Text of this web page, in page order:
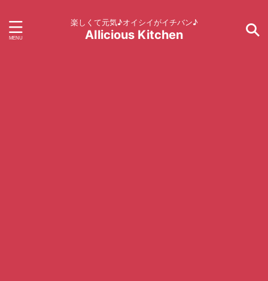
楽しくて元気♪オイシイがイチバン♪
AIlicious Kitchen